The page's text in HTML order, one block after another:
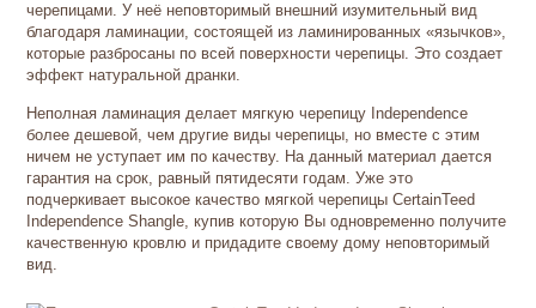
черепицами. У неё неповторимый внешний изумительный вид
благодаря ламинации, состоящей из ламинированных «язычков»,
которые разбросаны по всей поверхности черепицы. Это создает
эффект натуральной дранки.
Неполная ламинация делает мягкую черепицу Independence
более дешевой, чем другие виды черепицы, но вместе с этим
ничем не уступает им по качеству. На данный материал дается
гарантия на срок, равный пятидесяти годам. Уже это
подчеркивает высокое качество мягкой черепицы CertainTeed
Independence Shangle, купив которую Вы одновременно получите
качественную кровлю и придадите своему дому неповторимый
вид.